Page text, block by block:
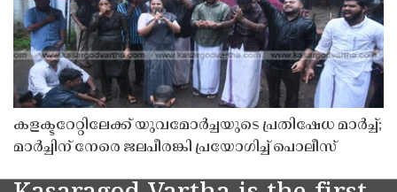
കളക്ടറേറ്റിലേക്ക് യുവമോർച്ചയുടെ പ്രതിഷേധ മാർച്ച്;
മാർച്ചിന് നേരെ ജലപീരങ്കി പ്രയോഗിച്ച് പൊലീസ്